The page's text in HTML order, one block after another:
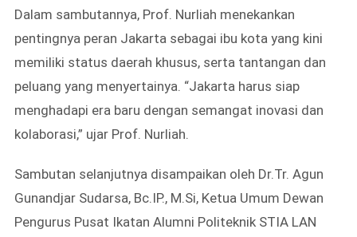
Dalam sambutannya, Prof. Nurliah menekankan
pentingnya peran Jakarta sebagai ibu kota yang kini
memiliki status daerah khusus, serta tantangan dan
peluang yang menyertainya. “Jakarta harus siap
menghadapi era baru dengan semangat inovasi dan
kolaborasi,” ujar Prof. Nurliah.
Sambutan selanjutnya disampaikan oleh Dr.Tr. Agun
Gunandjar Sudarsa, Bc.IP., M.Si, Ketua Umum Dewan
Pengurus Pusat Ikatan Alumni Politeknik STIA LAN